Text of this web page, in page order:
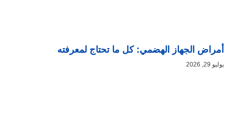
أمراض الجهاز الهضمي: كل ما تحتاج لمعرفته
يوليو 29, 2026